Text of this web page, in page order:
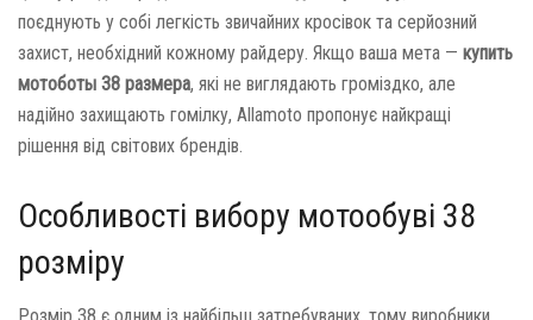
поєднують у собі легкість звичайних кросівок та серйозний
захист, необхідний кожному райдеру. Якщо ваша мета — купить
мотоботы 38 размера, які не виглядають громіздко, але
надійно захищають гомілку, Allamoto пропонує найкращі
рішення від світових брендів.
Особливості вибору мотообуві 38
розміру